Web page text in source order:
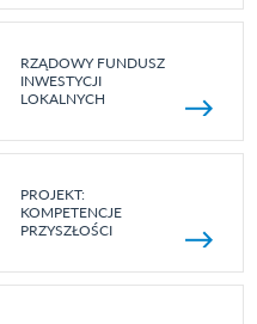
RZĄDOWY FUNDUSZ
INWESTYCJI
LOKALNYCH
PROJEKT:
KOMPETENCJE
PRZYSZŁOŚCI